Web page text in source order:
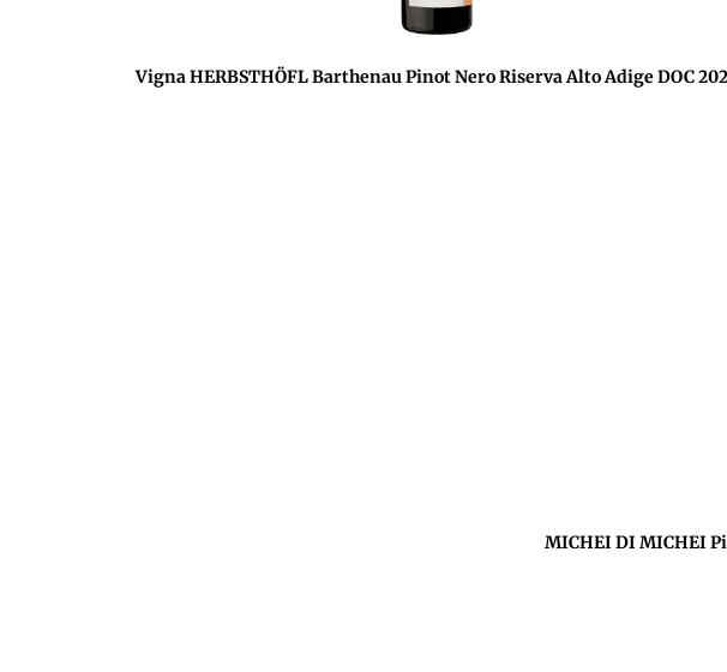
Vigna HERBSTHÖFL Barthenau Pinot Nero Riserva Alto Adige DOC
MICHEI DI MICHEI